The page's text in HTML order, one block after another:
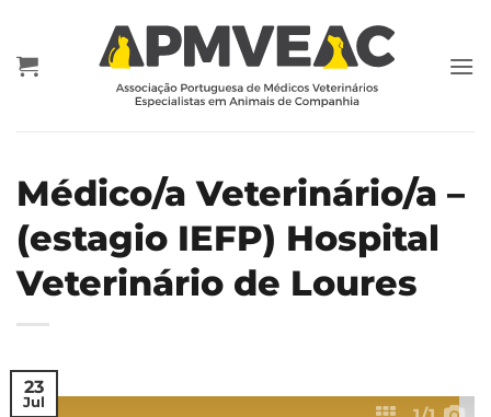
content
Médico/a Veterinário/a –
(estagio IEFP) Hospital
Veterinário de Loures
23
Jul